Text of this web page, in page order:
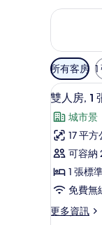
查看今晚
可
用
的
客
房
篩
選
條
件
所有客房 1
顯
示
雙
人
房,
1
張
標
2
雙人房, 1
城市景
17 平方
可容納
1 張標
免費無
更多資訊
更